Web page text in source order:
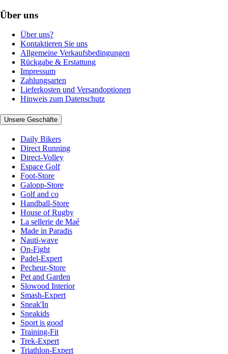
Über uns
Über uns?
Kontaktieren Sie uns
Allgemeine Verkaufsbedingungen
Rückgabe & Erstattung
Impressum
Zahlungsarten
Lieferkosten und Versandoptionen
Hinweis zum Datenschutz
Unsere Geschäfte
Daily Bikers
Direct Running
Direct-Volley
Espace Golf
Foot-Store
Galopp-Store
Golf and co
Handball-Store
House of Rugby
La sellerie de Maé
Made in Paradis
Nauti-wave
On-Fight
Padel-Expert
Pecheur-Store
Pet and Garden
Slowood Interior
Smash-Expert
Sneak'In
Sneakids
Sport is good
Training-Fit
Trek-Expert
Triathlon-Expert